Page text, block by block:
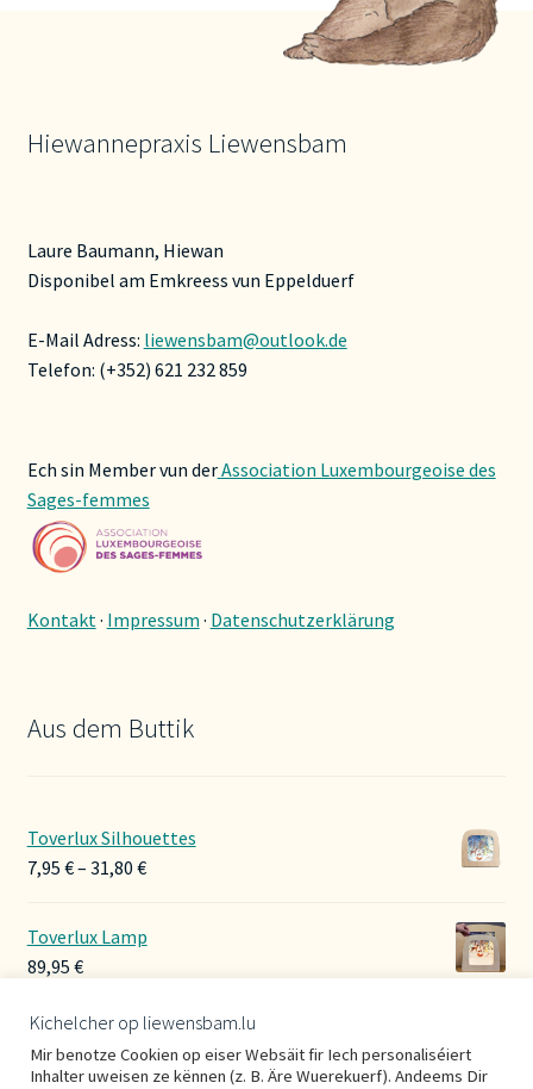
Hiewannepraxis Liewensbam
Laure Baumann, Hiewan
Disponibel am Emkreess vun Eppelduerf
E-Mail Adress: liewensbam@outlook.de
Telefon: (+352) 621 232 859
Ech sin Member vun derAssociation Luxembourgeoise des
Sages-femmes
Kontakt· Impressum · Datenschutzerklärung
Aus dem Buttik
Toverlux Silhouettes
7,95 €– 31,80 €Preisspanne:
Toverlux Lamp
89,95 €
Hoerbänner Wollwalk
29,00€
Kichelcher op liewensbam.lu
Mir benotze Cookien op eiser Websäit fir Iech personaliséiert
Inhalter uweisen ze kënnen (z. B. Äre Wuerekuerf). Andeems Dir